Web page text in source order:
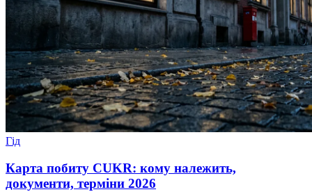
Гід
Карта побиту CUKR: кому належить,
документи, терміни 2026